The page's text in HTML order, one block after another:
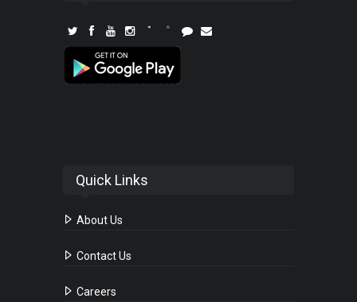
Quick Links
About Us
Contact Us
Careers